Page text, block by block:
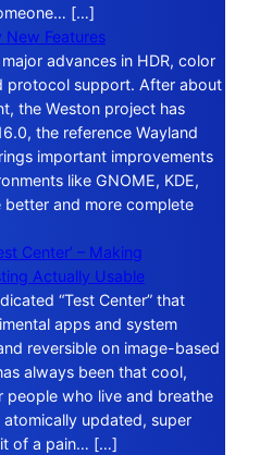
[…]
New Features
advances in HDR, color
protocol support. After about
the Weston project has
the reference Wayland
important improvements
like GNOME, KDE,
better and more complete
Center’ – Making
Actually Usable
“Test Center” that
apps and system
reversible on image-based
always been that cool,
who live and breathe
atomically updated, super
of a pain… […]